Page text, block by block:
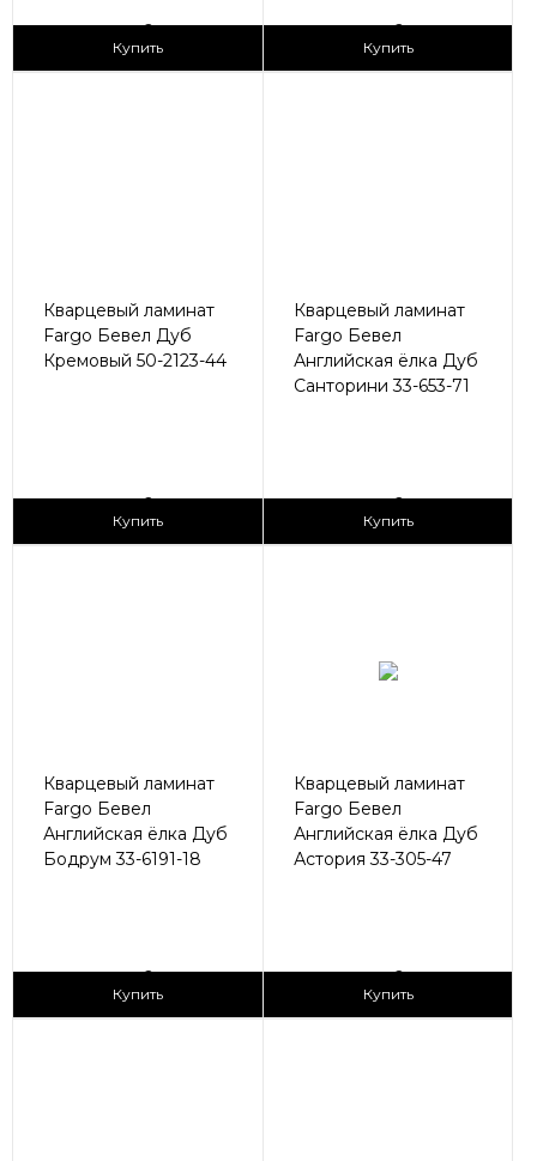
2
Купить
2
Купить
Кварцевый ламинат
Fargo Бевел Дуб
Кремовый 50-2123-44
2
Купить
Кварцевый ламинат
Fargo Бевел
Английская ёлка Дуб
Санторини 33-653-71
2
Купить
Кварцевый ламинат
Fargo Бевел
Английская ёлка Дуб
Бодрум 33-6191-18
2
Купить
Кварцевый ламинат
Fargo Бевел
Английская ёлка Дуб
Астория 33-305-47
2
Купить